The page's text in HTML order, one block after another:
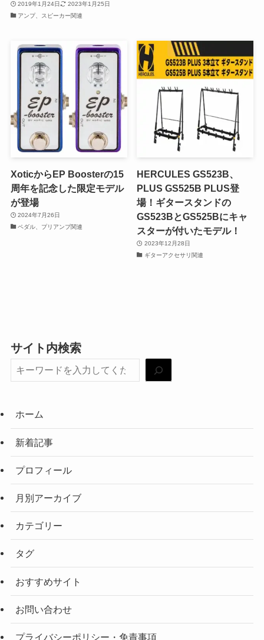
2019年1月24日
2023年1月25日
アンプ、スピーカー関連
XoticからEP Boosterの15
周年を記念した限定モデル
が登場
2024年7月26日
ペダル、プリアンプ関連
HERCULES GS523B、
PLUS GS525B PLUS登
場！ギタースタンドの
GS523BとGS525Bにキャ
スターが付いたモデル！
2023年12月28日
ギターアクセサリ関連
サイト内検索
ホーム
新着記事
プロフィール
月別アーカイブ
カテゴリー
タグ
おすすめサイト
お問い合わせ
プライバシーポリシー・免責事項